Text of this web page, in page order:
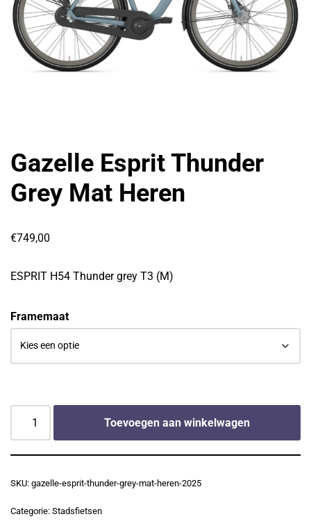
Gazelle Esprit Thunder
Grey Mat Heren
€749,00
ESPRIT H54 Thunder grey T3 (M)
Framemaat
Toevoegen aan winkelwagen
SKU: gazelle-esprit-thunder-grey-mat-heren-2025
Categorie: Stadsfietsen